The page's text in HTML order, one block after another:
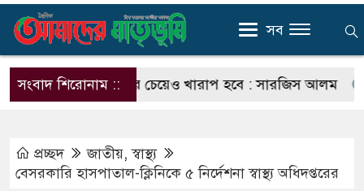
সব
সংবাদ শিরোনাম ::
ছাত্রলীগের চেয়েও খারাপ হবে : সারজিস আলম
প্রচ্ছদ জাতীয়,স্বাস্থ্য
বেসরকারি হাসপাতাল-ক্লিনিকে ৫ নির্দেশনা স্বাস্থ্য অধিদপ্তরের